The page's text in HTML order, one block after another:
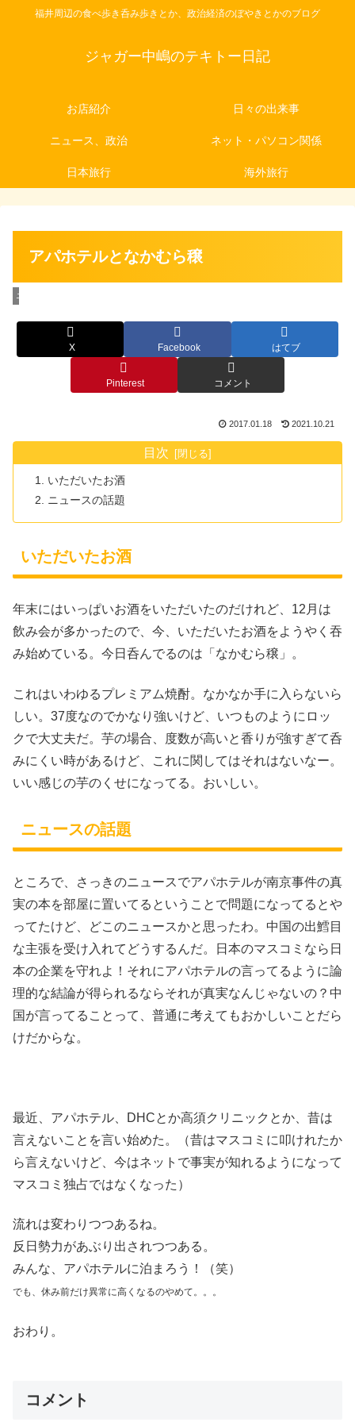
福井周辺の食べ歩き呑み歩きとか、政治経済のぼやきとかのブログ
ジャガー中嶋のテキトー日記
お店紹介 日々の出来事
ニュース、政治 ネット・パソコン関係
日本旅行 海外旅行
アパホテルとなかむら穣
ニュース、政治
X Facebook はてブ
Pinterest コメント
2017.01.18 2021.10.21
目次
いただいたお酒
ニュースの話題
いただいたお酒
年末にはいっぱいお酒をいただいたのだけれど、12月は
飲み会が多かったので、今、いただいたお酒をようやく吞
み始めている。今日呑んでるのは「なかむら穣」。
これはいわゆるプレミアム焼酎。なかなか手に入らないら
しい。37度なのでかなり強いけど、いつものようにロッ
クで大丈夫だ。芋の場合、度数が高いと香りが強すぎて呑
みにくい時があるけど、これに関してはそれはないなー。
いい感じの芋のくせになってる。おいしい。
ニュースの話題
ところで、さっきのニュースでアパホテルが南京事件の真
実の本を部屋に置いてるということで問題になってるとや
ってたけど、どこのニュースかと思ったわ。中国の出鱈目
な主張を受け入れてどうするんだ。日本のマスコミなら日
本の企業を守れよ！それにアパホテルの言ってるように論
理的な結論が得られるならそれが真実なんじゃないの？中
国が言ってることって、普通に考えてもおかしいことだら
けだからな。
最近、アパホテル、DHCとか高須クリニックとか、昔は
言えないことを言い始めた。（昔はマスコミに叩けれたか
ら言えないけど、今はネットで事実が知れるようになって
マスコミ独占ではなくなった）
流れは変わりつつあるね。
反日勢力があぶり出されつつある。
みんな、アパホテルに泊まろう！（笑）
でも、休み前だけ異常に高くなるのやめて。。。
おわり。
コメント